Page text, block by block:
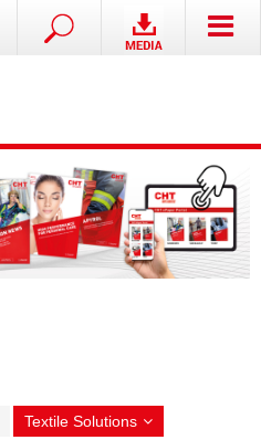
Textile Solutions